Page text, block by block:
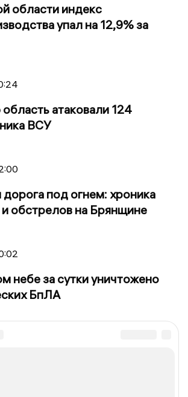
области индекс
упал на 12,9% за
атаковали 124
ВСУ
под огнем: хроника
обстрелов на Брянщине
небе за сутки уничтожено
БпЛА